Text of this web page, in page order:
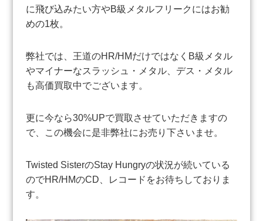
に飛び込みたい方やB級メタルフリークにはお勧
めの1枚。
弊社では、王道のHR/HMだけではなくB級メタル
やマイナーなスラッシュ・メタル、デス・メタル
も高価買取中でございます。
更に今なら30%UPで買取させていただきますの
で、この機会に是非弊社にお売り下さいませ。
Twisted SisterのStay Hungryの状況が続いている
のでHR/HMのCD、レコードをお待ちしておりま
す。